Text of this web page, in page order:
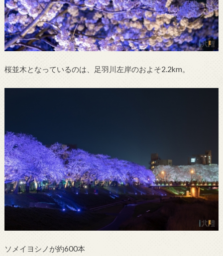
桜並木となっているのは、足羽川左岸のおよそ2.2km。
ソメイヨシノが約600本